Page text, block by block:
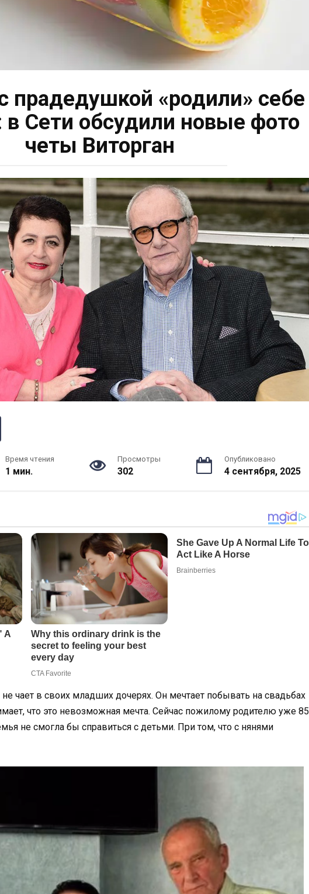
прадедушкой «родили» себе
в Сети обсудили новые фото
четы Виторган
Время чтения
1 мин.
Просмотры
302
Опубликовано
4 сентября, 2025
чает в своих младших дочерях. Он мечтает побывать на свадьбах
что это невозможная мечта. Сейчас пожилому родителю уже 85
не смогла бы справиться с детьми. При том, что с нянями